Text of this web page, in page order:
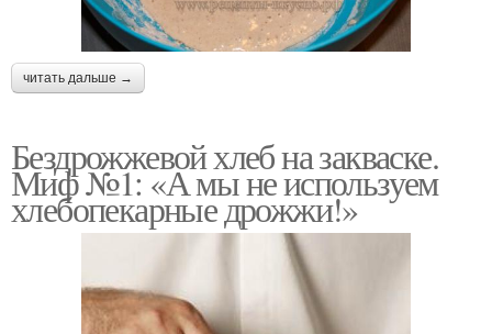
читать дальше →
Бездрожжевой хлеб на закваске.
Миф №1: «А мы не используем
хлебопекарные дрожжи!»